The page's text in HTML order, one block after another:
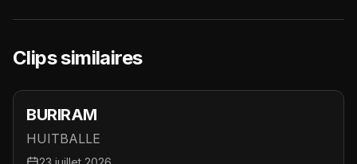
Clips similaires
BURIRAM
HUITBALLE